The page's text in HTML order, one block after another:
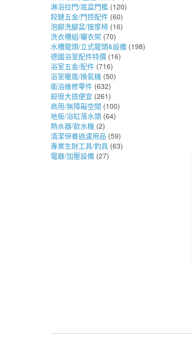
淋浴拉門/底盆門檻 (120)
鉸鏈五金/門控配件 (60)
泡腳洗腳盆/按摩椅 (16)
洗衣槽組/曬衣架 (70)
水槽龍頭/立式龍頭&設備 (198)
德國浴室配件特價 (16)
浴室五金/配件 (716)
浴室暖風/換氣機 (50)
衛浴維修零件 (632)
殺很大撿便宜 (261)
商用/無障礙空間 (100)
地板/浴缸落水頭 (64)
熱水器/飲水機 (2)
清潔保養過濾用品 (59)
專業生財工具/釣具 (63)
電器/加壓設備 (27)